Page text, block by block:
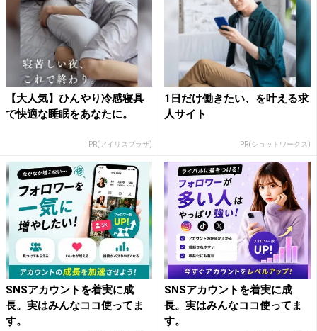
【大人気】ひんやり冷感寝具
で快適な睡眠をあなたに。
PR(アイリスプラザ)
1日だけ働きたい、を叶える求
人サイト
PR(ショットワークス)
SNSアカウントを着実に成
長。実はみんなココ使ってま
す。
SNSアカウントを着実に成
長。実はみんなココ使ってま
す。